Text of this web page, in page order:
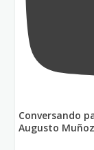
Conversando
Augusto